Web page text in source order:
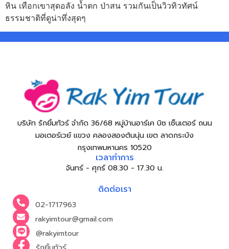
หิน เทือกเขาสุดอลัง น้ำตก ป่าสน รวมกันเป็นวิวทิวทัศน์
ธรรมชาติที่ดูน่าทึ่งสุดๆ
บริษัท รักยิ้มทัวร์ จำกัด 36/68 หมู่บ้านอาร์เค บิซ เซ็นเตอร์ ถนน
มอเตอร์เวย์ แขวง คลองสองต้นนุ่น เขต ลาดกระบัง
กรุงเทพมหานคร 10520
เวลาทำการ
จันทร์ - ศุกร์ 08.30 - 17.30 น.
ติดต่อเรา
02-1717963
rakyimtour@gmail.com
@rakyimtour